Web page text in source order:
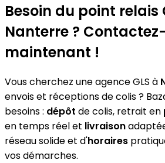
−
Besoin du point relais
Nanterre ?
maintenant !
Vous cherchez une agence GLS à
envois et réceptions de colis ?
besoins : dépôt de colis, retrait en
en temps réel et livraison
réseau solide et d'horaires
vos démarches.